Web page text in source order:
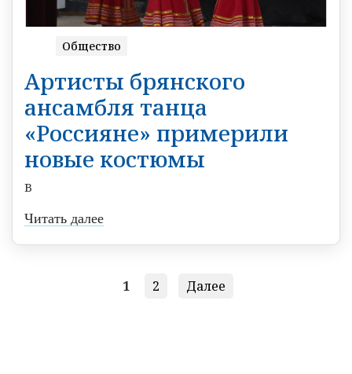
Общество
Артисты брянского
ансамбля танца
«Россияне» примерили
новые костюмы
В
Читать далее
1 2 Далее